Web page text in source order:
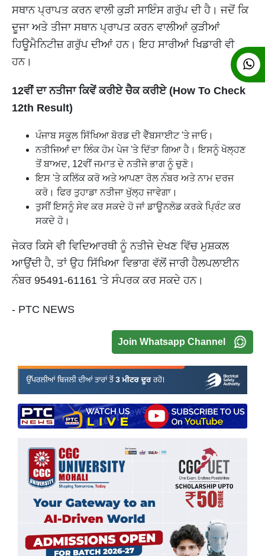
ਸਥਾਨ ਪ੍ਰਾਪਤ ਕਰਨ ਵਾਲੀ ਕੁੜੀ ਸਾਇੰਸ ਗਰੁੱਪ ਦੀ ਹੈ। ਜਦੋਂ ਕਿ
ਦੂਜਾ ਅਤੇ ਤੀਜਾ ਸਥਾਨ ਪ੍ਰਾਪਤ ਕਰਨ ਵਾਲੀਆਂ ਕੁੜੀਆਂ
ਹਿਊਮੈਨਿਟੀਜ਼ ਗਰੁੱਪ ਦੀਆਂ ਹਨ। ਇਹ ਸਾਰੀਆਂ ਖਿਡਾਰੀ ਵੀ
ਹਨ।
12ਵੀਂ ਦਾ ਨਤੀਜਾ ਕਿਵੇਂ ਕਰੀਏ ਚੈਕ ਕਰੀਏ (How To Check
12th Result)
ਪੰਜਾਬ ਸਕੂਲ ਸਿੱਖਿਆ ਬੋਰਡ ਦੀ ਵੈੱਬਸਾਈਟ 'ਤੇ ਜਾਓ।
ਨਤੀਜਿਆਂ ਦਾ ਲਿੰਕ ਹੋਮ ਪੇਜ 'ਤੇ ਦਿੱਤਾ ਗਿਆ ਹੈ। ਇਸਨੂੰ ਖੋਲ੍ਹਣ
ਤੋਂ ਬਾਅਦ, 12ਵੀਂ ਜਮਾਤ ਦੇ ਨਤੀਜੇ ਭਾਗ ਨੂੰ ਚੁਣੋ।
ਇਸ 'ਤੇ ਕਲਿੱਕ ਕਰੋ ਅਤੇ ਆਪਣਾ ਰੋਲ ਨੰਬਰ ਅਤੇ ਨਾਮ ਦਰਜ
ਕਰੋ। ਫਿਰ ਤੁਹਾਡਾ ਨਤੀਜਾ ਖੁੱਲ੍ਹ ਜਾਵੇਗਾ।
ਤੁਸੀਂ ਇਸਨੂੰ ਸੇਵ ਕਰ ਸਕਦੇ ਹੋ ਜਾਂ ਡਾਊਨਲੋਡ ਕਰਕੇ ਪ੍ਰਿੰਟ ਕਰ
ਸਕਦੇ ਹੋ।
ਜੇਕਰ ਕਿਸੇ ਵੀ ਵਿਦਿਆਰਥੀ ਨੂੰ ਨਤੀਜੇ ਦੇਖਣ ਵਿੱਚ ਮੁਸ਼ਕਲ
ਆਉਂਦੀ ਹੈ, ਤਾਂ ਉਹ ਸਿੱਖਿਆ ਵਿਭਾਗ ਵੱਲੋਂ ਜਾਰੀ ਹੈਲਪਲਾਈਨ
ਨੰਬਰ 95491-61161 'ਤੇ ਸੰਪਰਕ ਕਰ ਸਕਦੇ ਹਨ।
- PTC NEWS
Join Whatsapp Channel